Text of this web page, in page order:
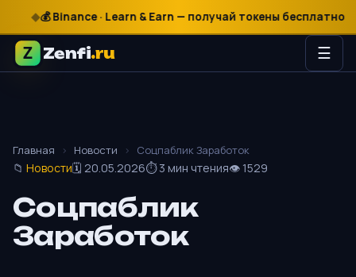
₽
$
€
💰 Binance · Learn & Earn — получай токены бесплатно
Zenfi.ru ☰
Главная › Новости › Соцпаблик Заработок
📁 Новости🗓 20.05.2026⏱ 3 мин чтения👁 1529
Соцпаблик
Заработок